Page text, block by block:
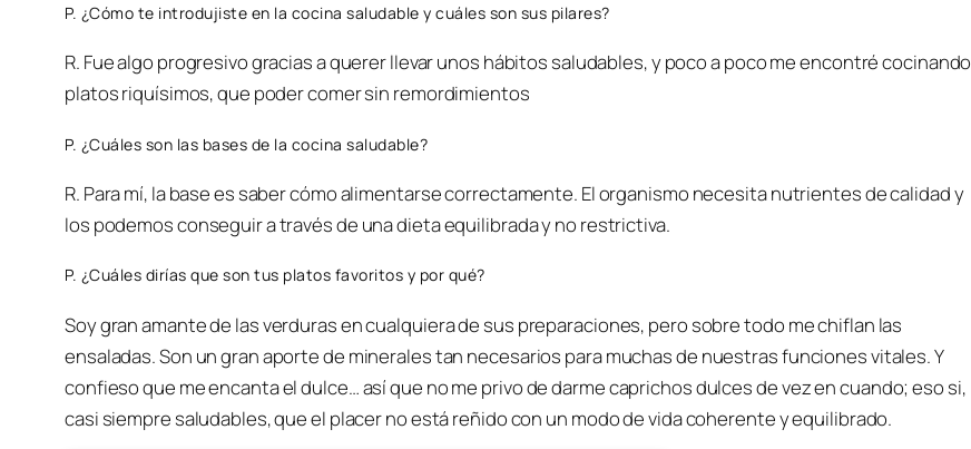
P. ¿Cómo te introdujiste en la cocina saludable y cuáles son sus pilares?
R. Fue algo progresivo gracias a querer llevar unos hábitos saludables, y poco a poco me encontré cocinando
platos riquísimos, que poder comer sin remordimientos
P. ¿Cuáles son las bases de la cocina saludable?
R. Para mí, la base es saber cómo alimentarse correctamente. El organismo necesita nutrientes de calidad y
los podemos conseguir a través de una dieta equilibrada y no restrictiva.
P. ¿Cuáles dirías que son tus platos favoritos y por qué?
Soy gran amante de las verduras en cualquiera de sus preparaciones, pero sobre todo me chiflan las
ensaladas. Son un gran aporte de minerales tan necesarios para muchas de nuestras funciones vitales. Y
confieso que me encanta el dulce… así que no me privo de darme caprichos dulces de vez en cuando; eso si,
casi siempre saludables, que el placer no está reñido con un modo de vida coherente y equilibrado.